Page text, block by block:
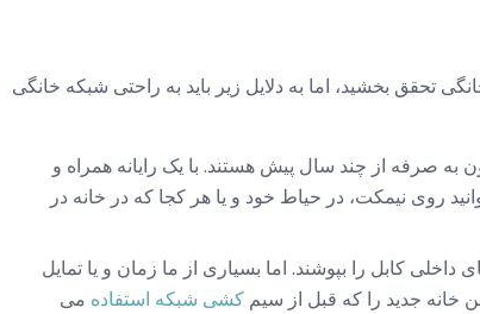
تحقق بخشید، اما به دلایل زیر باید به راحتی شبکه خانگی
صرفه از چند سال پیش هستند. با یک رایانه همراه و
روی نیمکت، در حیاط خود و یا هر کجا که در خانه در
داخلی کابل را بپوشند. اما بسیاری از ما زمان و یا تمایل
خانه جدید را که قبل از سیم کشی شبکه استفاده می